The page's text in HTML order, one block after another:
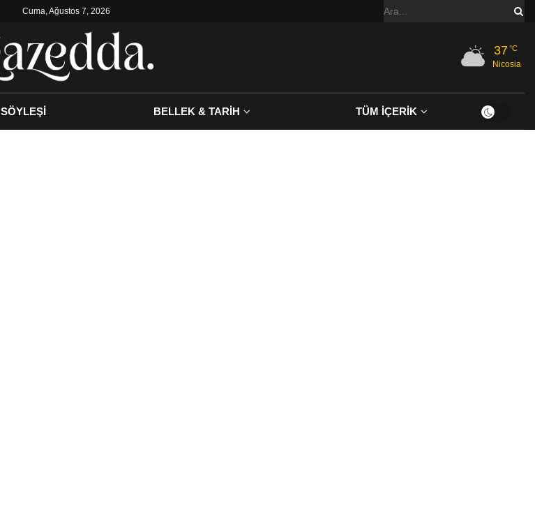
Cuma, Ağustos 7, 2026
37°C
Nicosia
SÖYLEŞİ BELLEK & TARİH TÜM İÇERİK